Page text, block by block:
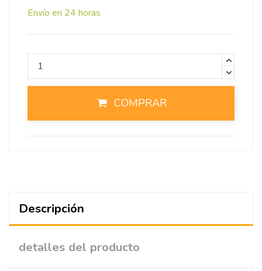
Envío en 24 horas
COMPRAR
Descripción
detalles del producto